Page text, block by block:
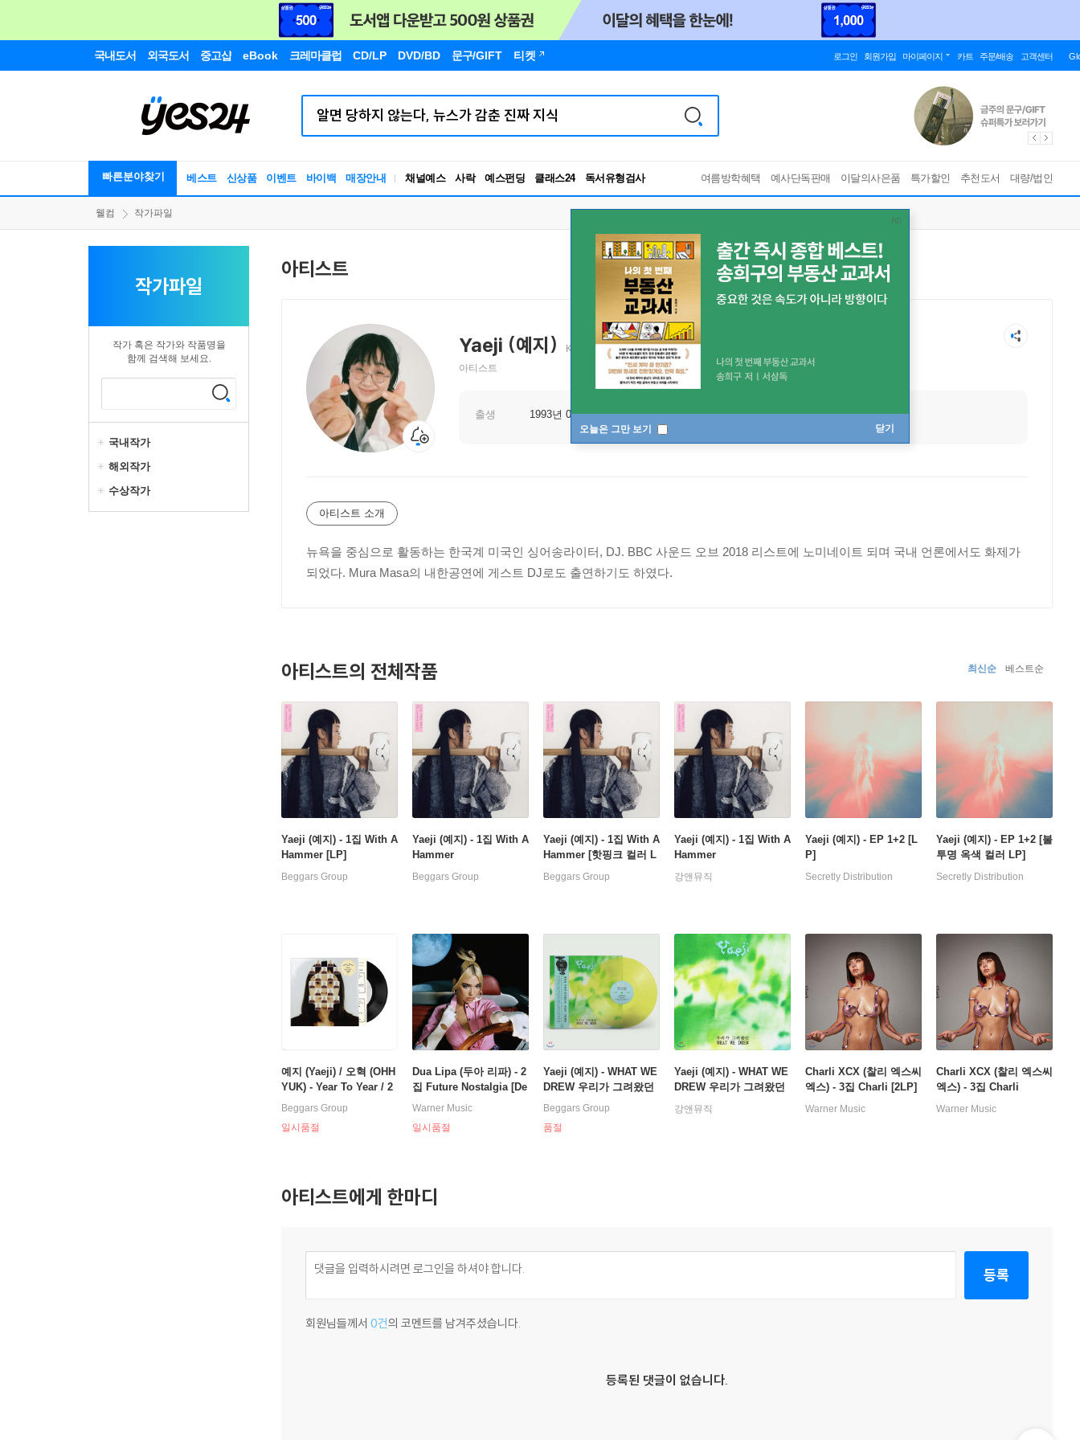
국내도서 외국도서 중고샵 eBook 크레마클럽 CD/LP DVD/BD 문구/GIFT 티켓 로그인 회원가입 마이페이지 카트 주문/배송 고객센터
빠른분야찾기 베스트 신상품 이벤트 바이백 매장안내 채널예스 사락 예스펀딩 클래스24
RBTI Lab
독서유형검사
여름방학혜택 예사단독판매 이달의사은품 특가할인 추천도서 대량/법인
오늘은 그만 보기 닫기
웰컴 작가파일
작가파일
작가 혹은 작가와 작품명을
함께 검색해 보세요.
국내작가
해외작가
수상작가
아티스트
Yaeji (예지)
Kathy Lee 이예지 Yaeji Lee
아티스트
출생 1993년 08월 06일 출생지 미국
아티스트 소개
뉴욕을 중심으로 활동하는 한국계 미국인 싱어송라이터, DJ. BBC 사운드 오브 2018 리스트에 노미네이트 되며 국내 언론에서도 화제가
되었다. Mura Masa의 내한공연에 게스트 DJ로도 출연하기도 하였다.
아티스트의 전체작품 최신순 베스트순
Yaeji (예지) - 1집 With A
Hammer [LP]
Beggars Group
Yaeji (예지) - 1집 With A
Hammer
Beggars Group
Yaeji (예지) - 1집 With A
Hammer [핫핑크 컬러 L
P]
Beggars Group
Yaeji (예지) - 1집 With A
Hammer
강앤뮤직
Yaeji (예지) - EP 1+2 [L
P]
Secretly Distribution
Yaeji (예지) - EP 1+2 [불
투명 옥색 컬러 LP]
Secretly Distribution
예지 (Yaeji) / 오혁 (OHH
YUK) - Year To Year / 2
9 [7인치 싱글 Vinyl]
Beggars Group
일시품절
Dua Lipa (두아 리파) - 2
집 Future Nostalgia [De
luxe]
Warner Music
일시품절
Yaeji (예지) - WHAT WE
DREW 우리가 그려왔던
[투명 옐로우 컬러 LP]
Beggars Group
품절
Yaeji (예지) - WHAT WE
DREW 우리가 그려왔던
강앤뮤직
Charli XCX (찰리 엑스씨
엑스) - 3집 Charli [2LP]
Warner Music
Charli XCX (찰리 엑스씨
엑스) - 3집 Charli
Warner Music
아티스트에게 한마디
등록
회원님들께서 0건의 코멘트를 남겨주셨습니다.
등록된 댓글이 없습니다.